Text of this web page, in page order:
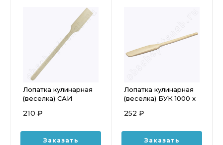
Лопатка кулинарная
(веселка) САИ
210 ₽
Заказать
Лопатка кулинарная
(веселка) БУК 1000 x
252 ₽
Заказать